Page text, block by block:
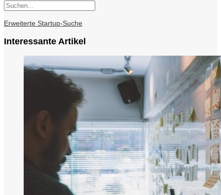
Erweiterte Startup-Suche
Interessante Artikel